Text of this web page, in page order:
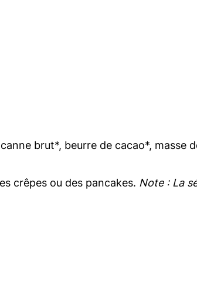
brut*, beurre de cacao*, masse
crêpes ou des pancakes. Note : La